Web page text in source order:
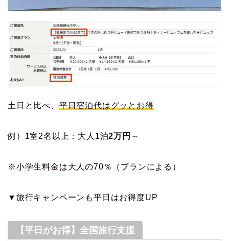
土日と比べ、 平日宿泊代はグッとお得
例）1室2名以上：大人1泊2万円 ～
※小学生料金は大人の70％（プランによる）
▼旅行キャンペーンも平日はお得度UP
【平日がお得】全国旅行支援